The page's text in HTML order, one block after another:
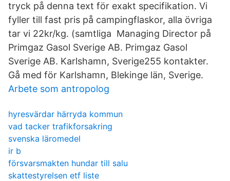
tryck på denna text för exakt specifikation. Vi
fyller till fast pris på campingflaskor, alla övriga
tar vi 22kr/kg. (samtliga Managing Director på
Primgaz Gasol Sverige AB. Primgaz Gasol
Sverige AB. Karlshamn, Sverige255 kontakter.
Gå med för Karlshamn, Blekinge län, Sverige.
Arbete som antropolog
hyresvärdar härryda kommun
vad tacker trafikforsakring
svenska läromedel
ir b
försvarsmakten hundar till salu
skattestyrelsen etf liste